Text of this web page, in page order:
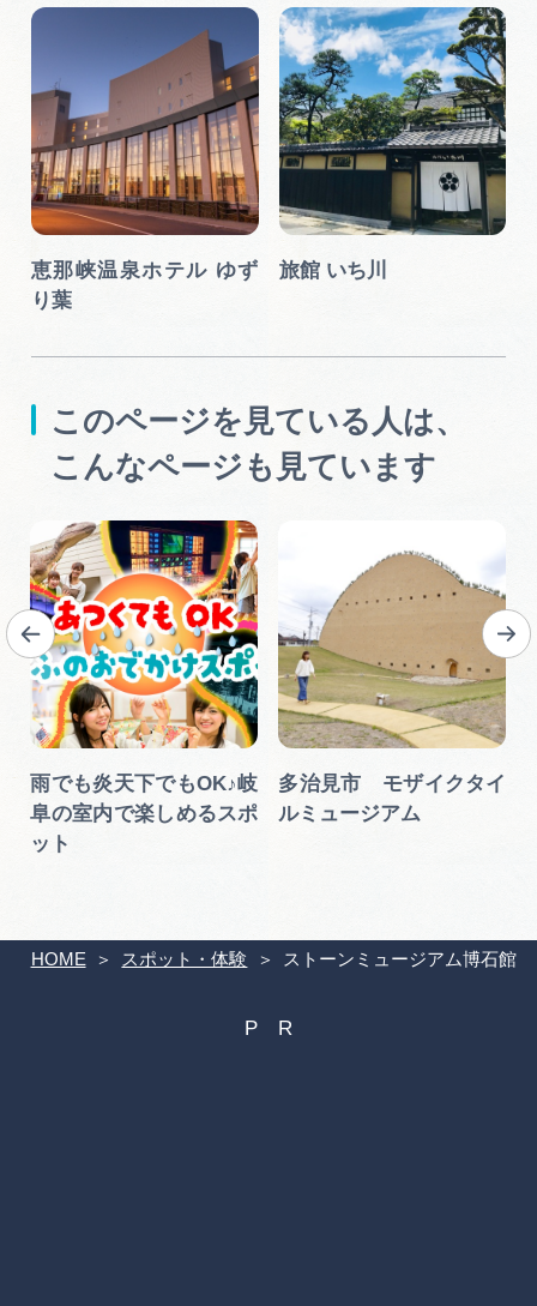
HOME スポット・体験 ストーンミュージアム博石館
恵那峡温泉ホテル ゆず
り葉
旅館 いち川
このページを見ている人は、
こんなページも見ています
雨でも炎天下でもOK♪岐
阜の室内で楽しめるスポ
ット
多治見市 モザイクタイ
ルミュージアム